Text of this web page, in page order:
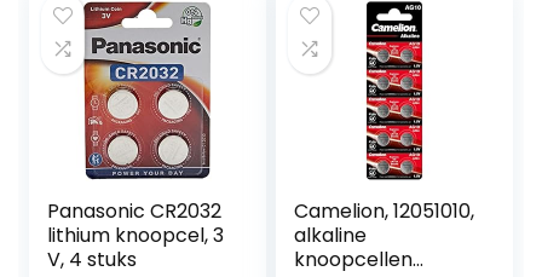
Panasonic CR2032
lithium knoopcel, 3
V, 4 stuks
Camelion, 12051010,
alkaline
knoopcellen